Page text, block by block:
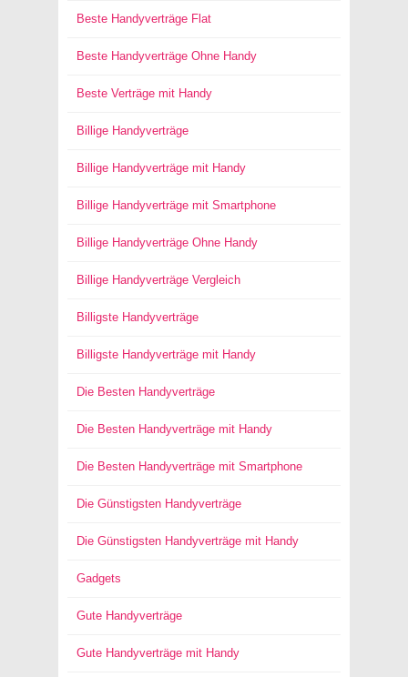
Beste Handyverträge Flat
Beste Handyverträge Ohne Handy
Beste Verträge mit Handy
Billige Handyverträge
Billige Handyverträge mit Handy
Billige Handyverträge mit Smartphone
Billige Handyverträge Ohne Handy
Billige Handyverträge Vergleich
Billigste Handyverträge
Billigste Handyverträge mit Handy
Die Besten Handyverträge
Die Besten Handyverträge mit Handy
Die Besten Handyverträge mit Smartphone
Die Günstigsten Handyverträge
Die Günstigsten Handyverträge mit Handy
Gadgets
Gute Handyverträge
Gute Handyverträge mit Handy